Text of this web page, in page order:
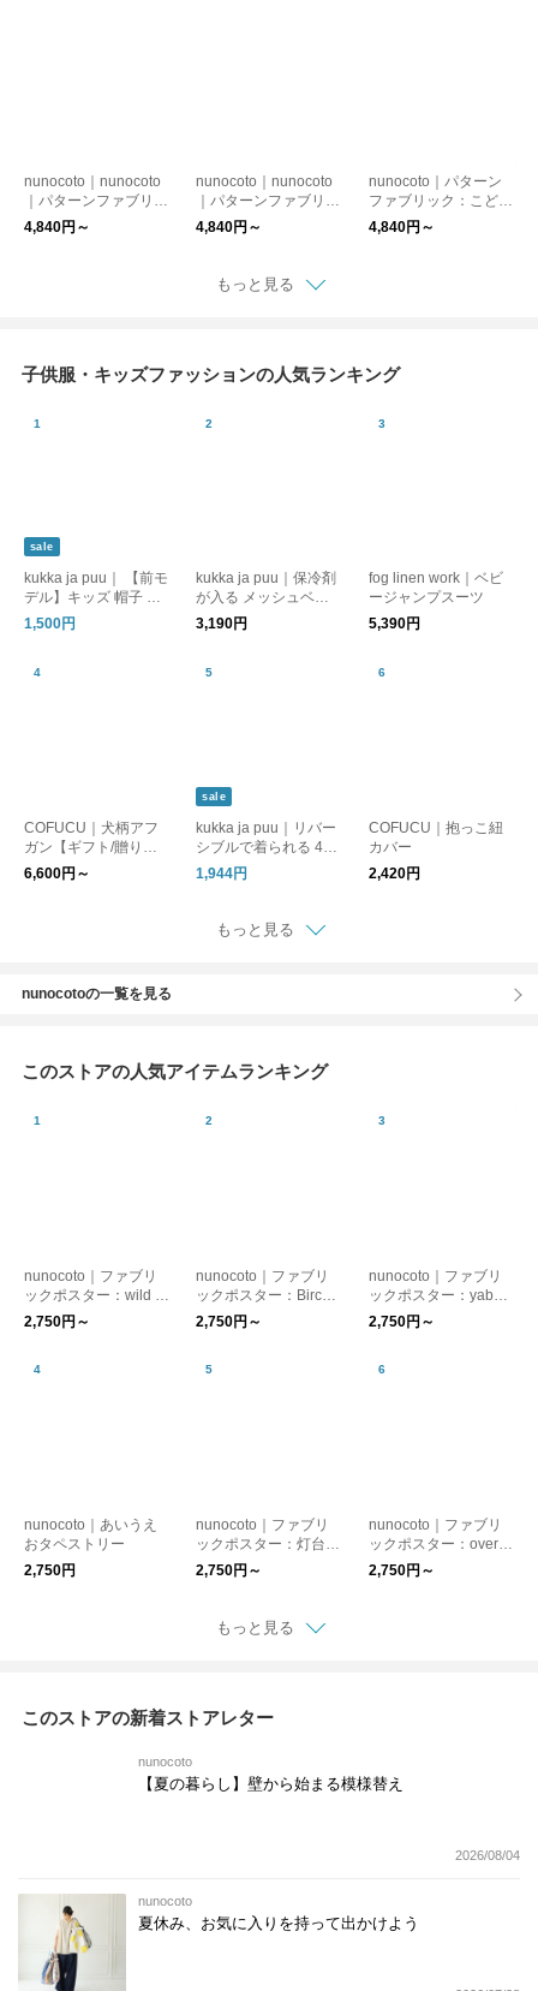
nunocoto｜nunocoto
｜パターンファブリッ
ク：こども甚平（うず
まきフィッシュの群
4,840円～
nunocoto｜nunocoto
｜パターンファブリッ
ク：こども甚平（ドロ
ップみたいな海の中）
4,840円～
nunocoto｜パターン
ファブリック：こども
甚平（Block）
4,840円～
もっと見る
子供服・キッズファッションの人気ランキング
sale
kukka ja puu｜ 【前モ
デル】キッズ 帽子 保
冷剤ポケット＆日よけ
タレ付き
1,500円
kukka ja puu｜保冷剤
が入る メッシュベス
ト ／ 保冷シート 熱中
症対策 暑さ対策
3,190円
fog linen work｜ベビ
ージャンプスーツ
5,390円
COFUCU｜犬柄アフ
ガン【ギフト/贈り
物】
6,600円～
sale
kukka ja puu｜リバー
シブルで着られる 4重
ガーゼ スリーパー
1,944円
COFUCU｜抱っこ紐
カバー
2,420円
もっと見る
nunocotoの一覧を見る
このストアの人気アイテムランキング
nunocoto｜ファブリ
ックポスター：wild ro
se and plum（kayo a
oyama）
2,750円～
nunocoto｜ファブリ
ックポスター：Birch
Silence（ムラタトモ
コ）
2,750円～
nunocoto｜ファブリ
ックポスター：yabai
（井上陽子）
2,750円～
nunocoto｜あいうえ
おタペストリー
2,750円
nunocoto｜ファブリ
ックポスター：灯台
（カシワイ）
2,750円～
nunocoto｜ファブリ
ックポスター：over th
e mountain（くのま
り）
2,750円～
もっと見る
このストアの新着ストアレター
nunocoto
【夏の暮らし】壁から始まる模様替え
2026/08/04
nunocoto
夏休み、お気に入りを持って出かけよう